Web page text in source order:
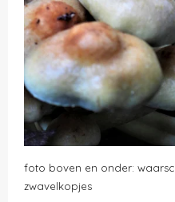
foto boven en onder:
zwavelkopjes